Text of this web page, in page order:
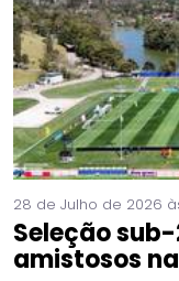
28 de Julho de 2026
Seleção
amistosos